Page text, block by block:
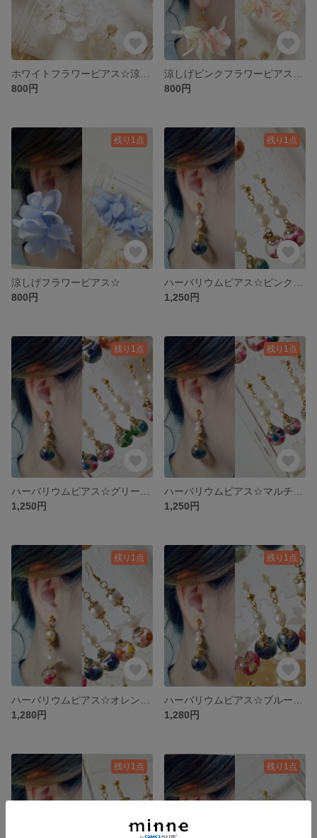
800円
800円
残り1点
涼しげフラワーピアス☆
800円
残り1点
1,250円
残り1点
1,250円
残り1点
1,250円
残り1点
1,280円
残り1点
1,280円
残り1点 残り1点